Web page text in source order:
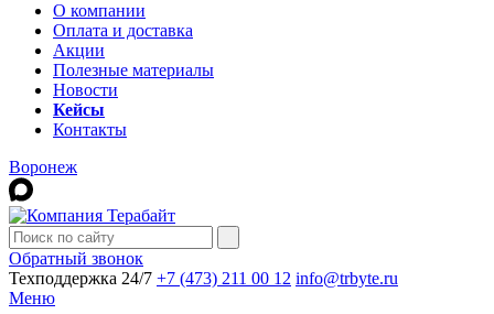
О компании
Оплата и доставка
Акции
Полезные материалы
Новости
Кейсы
Контакты
Воронеж
Обратный звонок
Техподдержка 24/7 +7 (473) 211 00 12 info@trbyte.ru
Меню